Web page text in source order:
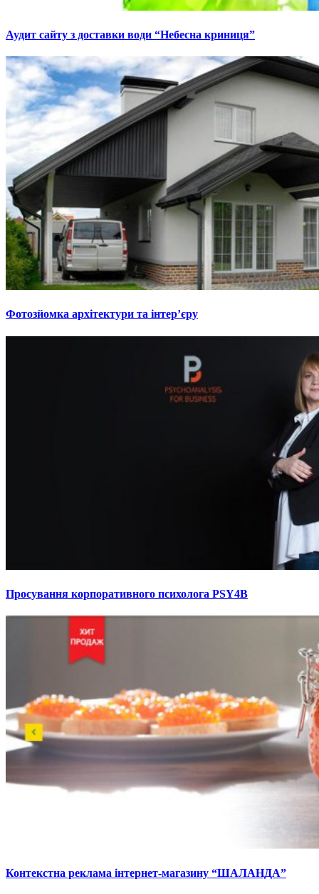
Аудит сайту з доставки води “Небесна криниця”
Фотозйомка архітектури та інтер’єру
Просування корпоративного психолога PSY4B
Контекстна реклама інтернет-магазину “ШАЛАНДА”